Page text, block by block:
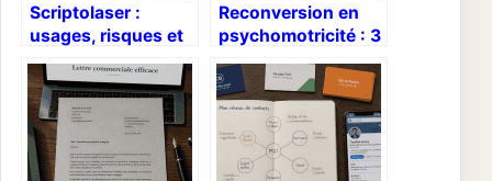
Scriptolaser :
usages, risques et
alternatives
expliqués
simplement
Reconversion en
psychomotricité : 3
étapes clés pour
réussir votre
transition vers un
métier de soin